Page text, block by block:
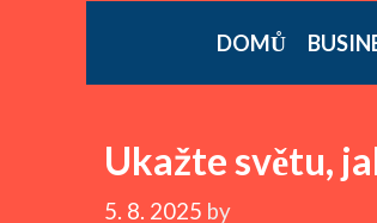
DOMŮ
Ukažte světu,
5. 8. 2025 by